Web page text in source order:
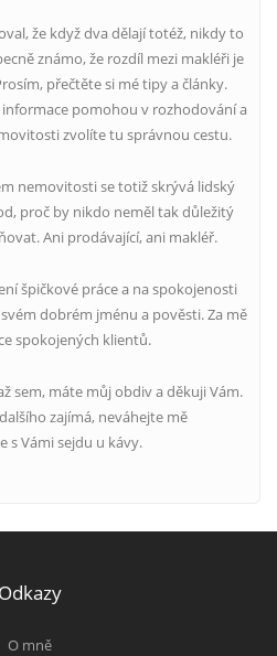
že když dva dělají totéž, nikdy to
známo, že rozdíl mezi makléři je
přečtěte si mé tipy a články.
pomohou v rozhodování a
zvolíte tu správnou cestu.
nemovitosti se totiž skrývá lidský
proč by nikdo neměl tak důležitý
Ani prodávající, ani makléř.
špičkové práce a na spokojenosti
dobrém jménu a pověsti. Za mě
spokojených klientů.
sem, máte můj obdiv a děkuji Vám.
zajímá, neváhejte mě
s Vámi sejdu u kávy.
Odkazy
O mně